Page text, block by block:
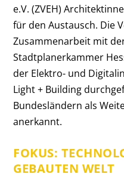
e.V. (ZVEH)
für den Austausch. Die
Zusammenarbeit mit
Stadtplanerkammer
der Elektro- und
Light + Building
Bundesländern als
anerkannt.
FOKUS:
GEBAUTEN WELT